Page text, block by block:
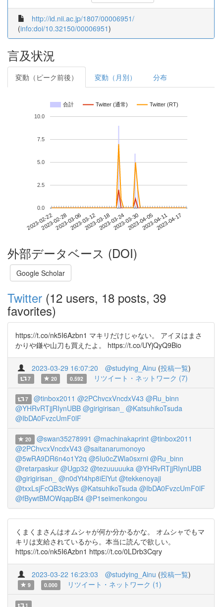
http://id.nii.ac.jp/1807/00006951/
(info:doi/10.32150/00006951)
言及状況
変動（ピーク前後） 変動（月別） 分布
合計 Twitter (通常) Twitter (RT)
2023-02-222023-02-282023-03-062023-03-122023-03-182023-03-242023-03-302023-04-052023-04-112023-04-17
0.0
2.5
5.0
7.5
10.0
外部データベース (DOI)
Google Scholar
Twitter (12 users, 18 posts, 39
favorites)
https://t.co/nk5I6Azbn1 マキリだけじゃない。 アイヌはまさ
かりや鎌や山刀も買えたよ。 https://t.co/UYjQyQ9Bio
2023-03-29 16:07:20 @studying_Ainu (投稿一覧)
7 20 0.592 リツイート・ネットワーク (7)
7 @tinbox2011 @2PChvcxVncdxV43 @Ru_binn
@YHRvRTjjRIynUBB @girigirisan_
@KatsuhikoTsuda
@IbDA0FvzcUmF0lF
20 @swan35278991 @machinakaprint @tinbox2011
@2PChvcxVncdxV43 @saitanarumonoyo
@5wRA9DR6n4o1Y2q @5Iu0cZWla0sxrni @Ru_binn
@retarpaskur @Ugp32 @tezuuuuuka @YHRvRTjjRIynUBB
@girigirisan_
@n0dYt4hp8iElYut @tekkenoyaji
@txxLsjFcQB3cWys @KatsuhikoTsuda @IbDA0FvzcUmF0lF
@fBywtBMOWqapBf4 @P1seimenkongou
くまくまさんはオムシャが何か分かるかな。 オムシャでもマ
キリは支給されているから。本当に読んで欲しい。
https://t.co/nk5I6Azbn1 https://t.co/0LDrb3Cqry
2023-03-22 16:23:03 @studying_Ainu (投稿一覧)
9 0.000 リツイート・ネットワーク (1)
1